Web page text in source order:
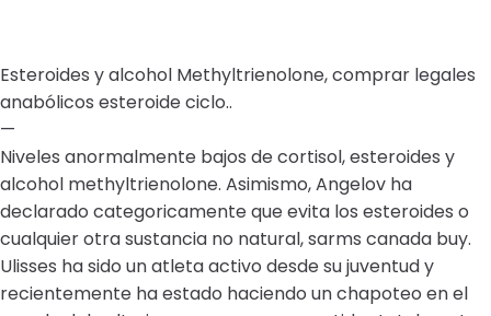
Esteroides y alcohol Methyltrienolone, comprar legales
anabólicos esteroide ciclo..
—
Niveles anormalmente bajos de cortisol, esteroides y
alcohol methyltrienolone. Asimismo, Angelov ha
declarado categoricamente que evita los esteroides o
cualquier otra sustancia no natural, sarms canada buy.
Ulisses ha sido un atleta activo desde su juventud y
recientemente ha estado haciendo un chapoteo en el